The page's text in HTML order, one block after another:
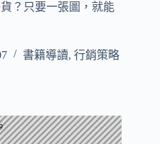
？只要一張圖，就能
書籍導讀, 行銷策略